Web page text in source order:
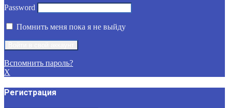
Password
Помнить меня пока я не выйду
Вспомнить пароль?
X
Регистрация